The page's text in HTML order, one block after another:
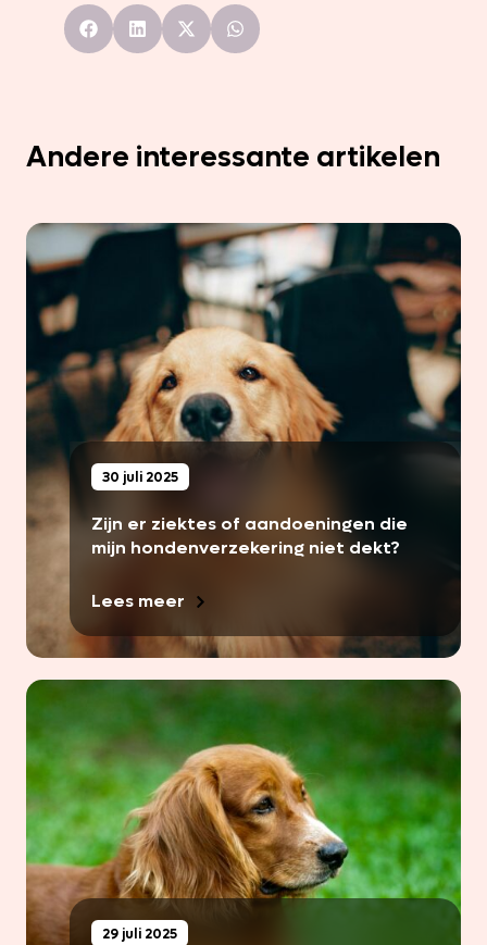
Andere interessante artikelen
30 juli 2025
Zijn er ziektes of aandoeningen die
mijn hondenverzekering niet dekt?
Lees meer
29 juli 2025